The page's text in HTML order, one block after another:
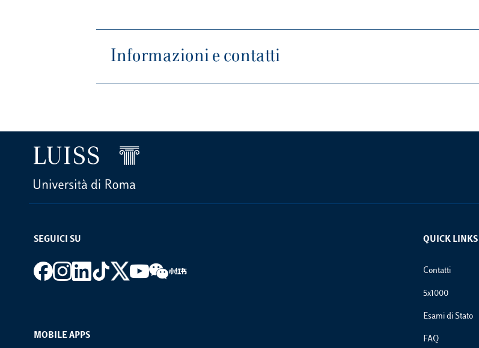
Informazioni e contatti
SEGUICI SU
Footer social
MOBILE APPS
QUICK LINKS
Footer
Contatti
5x1000
Esami di Stato
FAQ